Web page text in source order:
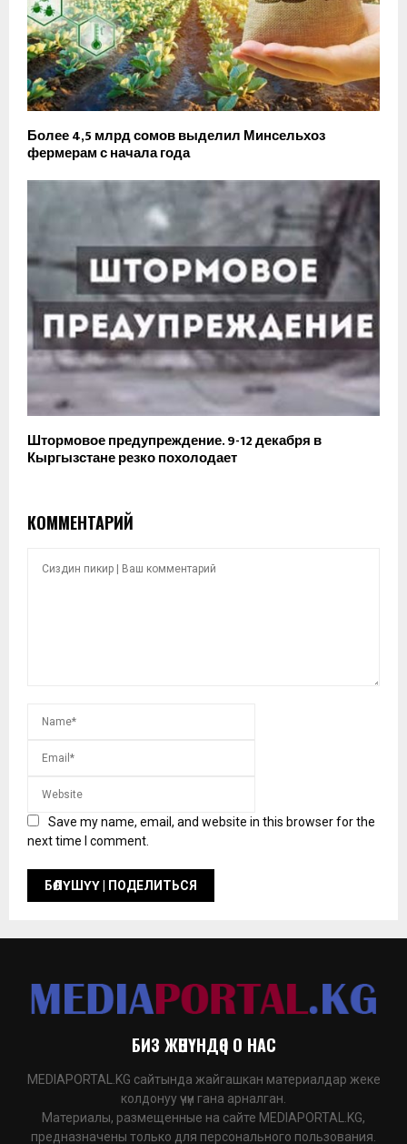
Более 4,5 млрд сомов выделил Минсельхоз
фермерам с начала года
Штормовое предупреждение. 9-12 декабря в
Кыргызстане резко похолодает
КОММЕНТАРИЙ
Save my name, email, and website in this browser for the
next time I comment.
БИЗ ЖӨНҮНДӨ | О НАС
MEDIAPORTAL.KG сайтында жайгашкан материалдар жеке
колдонуу үчүн гана арналган.
Материалы, размещенные на сайте MEDIAPORTAL.KG,
предназначены только для персонального пользования.